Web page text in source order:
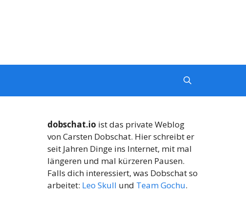
dobschat.io ist das private Weblog
von Carsten Dobschat. Hier schreibt er
seit Jahren Dinge ins Internet, mit mal
längeren und mal kürzeren Pausen.
Falls dich interessiert, was Dobschat so
arbeitet: Leo Skull und Team Gochu.